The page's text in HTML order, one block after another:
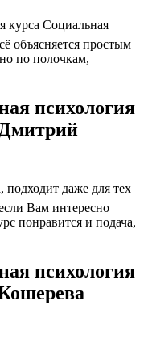
курса Социальная
объясняется простым
по полочкам,
психология
подходит даже для тех
Вам интересно
понравится и подача,
психология